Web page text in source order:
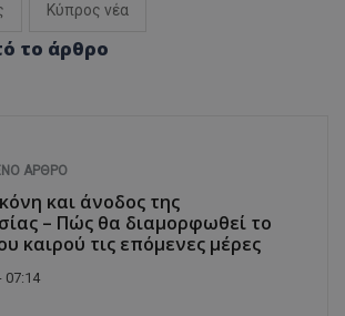
Κύπρος νέα
το άρθρο
ΆΡΘΡΟ
και άνοδος της
– Πώς θα διαμορφωθεί το
καιρού τις επόμενες μέρες
07:14